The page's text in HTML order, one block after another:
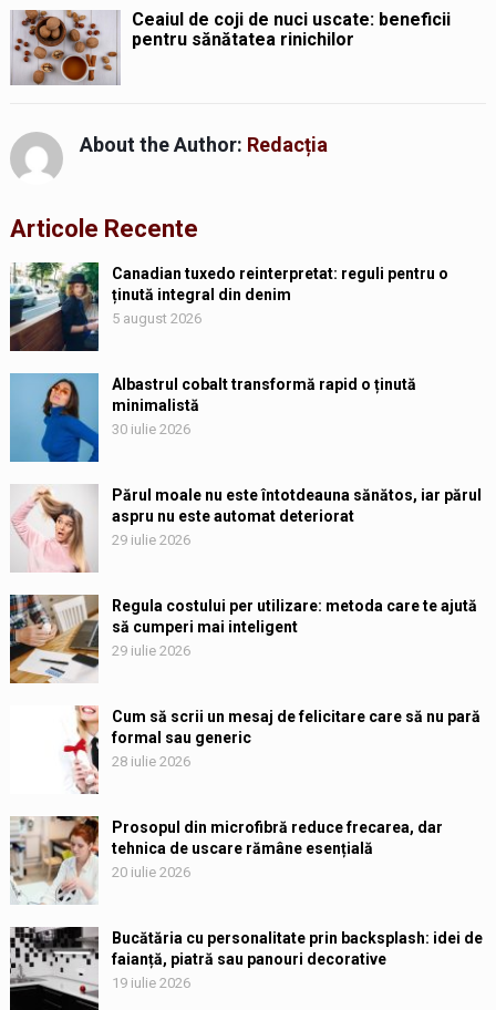
Ceaiul de coji de nuci uscate: beneficii
pentru sănătatea rinichilor
About the Author: Redacția
Articole Recente
Canadian tuxedo reinterpretat: reguli pentru o
ținută integral din denim
5 august 2026
Albastrul cobalt transformă rapid o ținută
minimalistă
30 iulie 2026
Părul moale nu este întotdeauna sănătos, iar părul
aspru nu este automat deteriorat
29 iulie 2026
Regula costului per utilizare: metoda care te ajută
să cumperi mai inteligent
29 iulie 2026
Cum să scrii un mesaj de felicitare care să nu pară
formal sau generic
28 iulie 2026
Prosopul din microfibră reduce frecarea, dar
tehnica de uscare rămâne esențială
20 iulie 2026
Bucătăria cu personalitate prin backsplash: idei de
faianță, piatră sau panouri decorative
19 iulie 2026